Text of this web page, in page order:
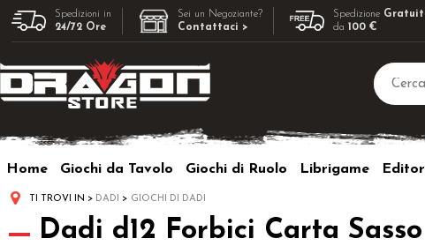
Spedizioni in
24/72 Ore
Sei un Negoziante?
Contattaci >
Spedizione
da100 €
Home Giochi da Tavolo Giochi di Ruolo Librigame
TI TROVI IN DADI GIOCHI DI DADI
Dadi d12 Forbici Carta